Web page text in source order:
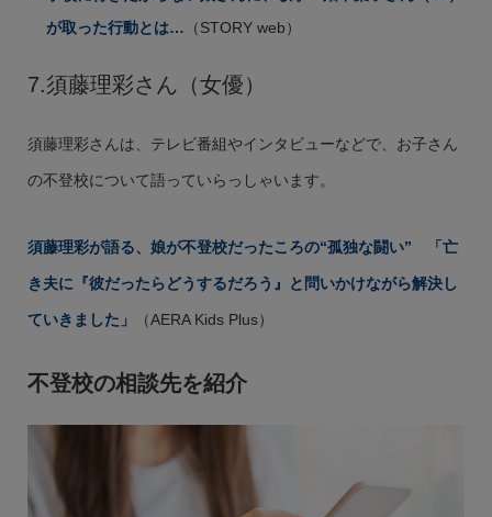
が取った行動とは… （STORY web）
7.須藤理彩さん（女優）
須藤理彩さんは、テレビ番組やインタビューなどで、お子さん
の不登校について語っていらっしゃいます。
須藤理彩が語る、娘が不登校だったころの“孤独な闘い” 「亡
き夫に『彼だったらどうするだろう』と問いかけながら解決し
ていきました」 （AERA Kids Plus）
不登校の相談先を紹介